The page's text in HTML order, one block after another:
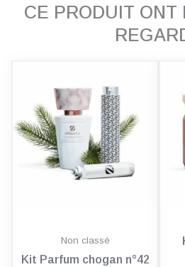
CE PRODUIT ONT
Non classé
Kit Parfum chogan n°42